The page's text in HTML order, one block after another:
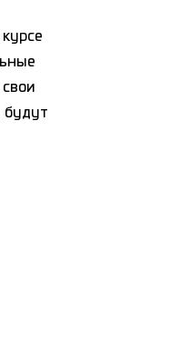
будут